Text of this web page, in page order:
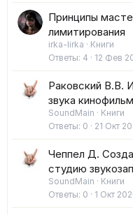
Принципы
лимитирования
irka-lirka
Книги
Ответы 4 12 Фев
Раковский В.В.
звука
SoundMain
Книги
Ответы 0 21 Окт
Чеппел Д.
студию
SoundMain
Книги
Ответы 0 1 Окт